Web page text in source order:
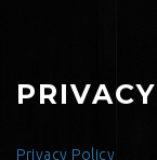
Privacy Policy